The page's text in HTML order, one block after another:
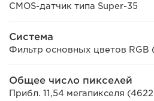
CMOS-датчик типа Super-35
Система
Фильтр основных цветов RGB
Общее число пикселей
Прибл. 11,54 мегапикселя